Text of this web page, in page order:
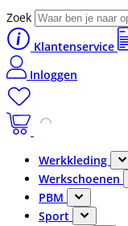
Zoek
Klantenservice
Inloggen
Werkkleding
Werkschoenen
PBM
Sport